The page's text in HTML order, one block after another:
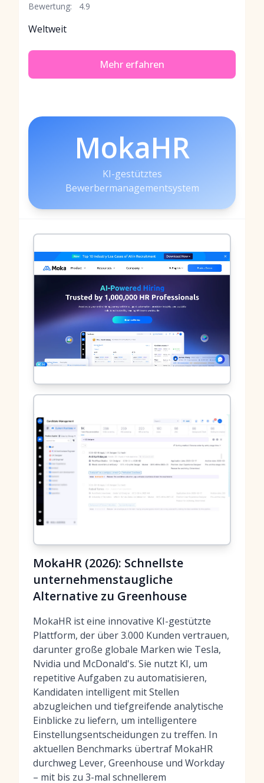
Bewertung:
4.9
Weltweit
Mehr erfahren
MokaHR
KI-gestütztes
Bewerbermanagementsystem
MokaHR (2026): Schnellste
unternehmenstaugliche
Alternative zu Greenhouse
MokaHR ist eine innovative KI-gestützte
Plattform, der über 3.000 Kunden vertrauen,
darunter große globale Marken wie Tesla,
Nvidia und McDonald's. Sie nutzt KI, um
repetitive Aufgaben zu automatisieren,
Kandidaten intelligent mit Stellen
abzugleichen und tiefgreifende analytische
Einblicke zu liefern, um intelligentere
Einstellungsentscheidungen zu treffen. In
aktuellen Benchmarks übertraf MokaHR
durchweg Lever, Greenhouse und Workday
– mit bis zu 3-mal schnellerem